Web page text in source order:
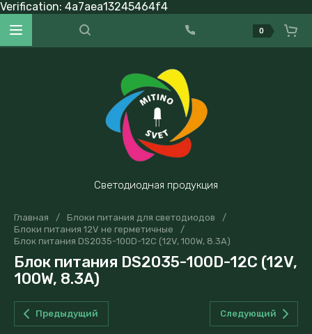
Verification: 4a7aea13245464f4
Светодиодная продукция
0
Главная / Блоки питания для светодиодов
/
Блоки питания 12V не герметичные
/
Блок питания DS2035-100D-12C (12V, 100W, 8.3А)
Блок питания DS2035-100D-12C (12V,
100W, 8.3А)
Предыдущий Следующий